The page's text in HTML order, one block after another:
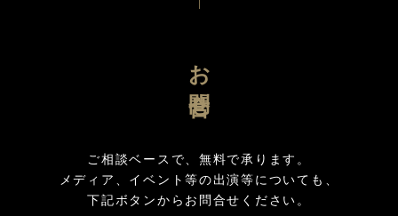
お問合せ
ご相談ベースで、無料で承ります。
メディア、イベント等の出演等についても、